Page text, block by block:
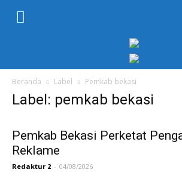
Beranda Label Pemkab bekasi
Label: pemkab bekasi
Pemkab Bekasi Perketat
Reklame
Redaktur 2 - 04/08/2026